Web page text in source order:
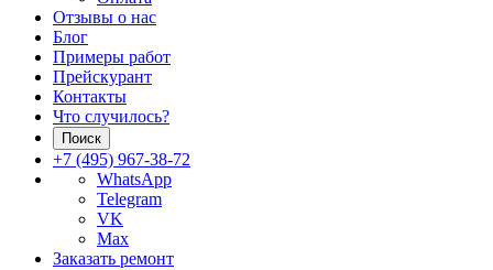
Отзывы о нас
Блог
Примеры работ
Прейскурант
Контакты
Что случилось?
Поиск
+7 (495) 967-38-72
WhatsApp
Telegram
VK
Max
Заказать ремонт